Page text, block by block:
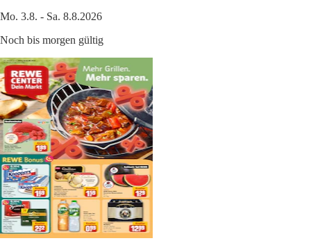
Mo. 3.8. - Sa. 8.8.2026
Noch bis morgen gültig